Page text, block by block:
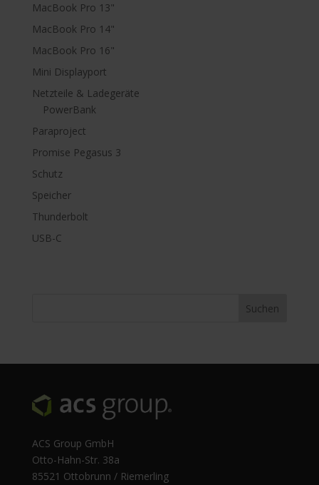
MacBook Pro 13"
MacBook Pro 14"
MacBook Pro 16"
Mini Displayport
Netzteile & Ladegeräte
PowerBank
Paraproject
Promise Pegasus 3
Schutz
Speicher
Thunderbolt
USB-C
ACS Group GmbH
Otto-Hahn-Str. 38a
85521 Ottobrunn / Riemerling